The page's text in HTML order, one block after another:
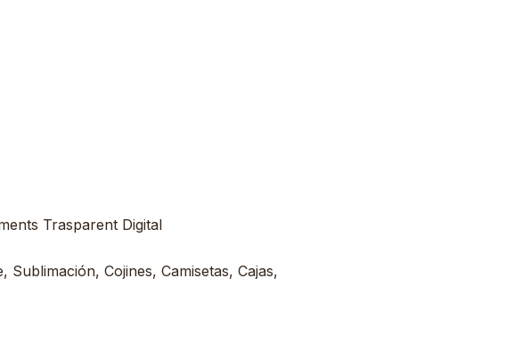
Trasparent Digital
Cojines, Camisetas, Cajas,